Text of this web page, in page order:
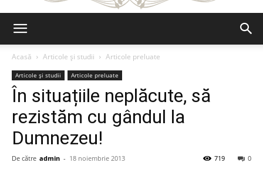
Acasă
Articole şi studii Articole preluate
Articole şi studii Articole preluate
În situațiile neplăcute, să
rezistăm cu gândul la
Dumnezeu!
De către admin - 18 noiembrie 2013 0
719